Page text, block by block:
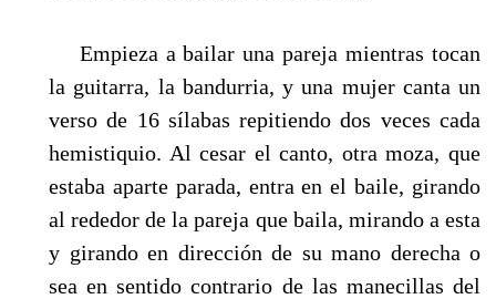
Empieza a bailar una pareja mientras tocan
la guitarra, la bandurria, y una mujer canta un
verso de 16 sílabas repitiendo dos veces cada
hemistiquio. Al cesar el canto, otra moza, que
estaba aparte parada, entra en el baile, girando
al rededor de la pareja que baila, mirando a esta
y girando en dirección de su mano derecha o
sea en sentido contrario de las manecillas del